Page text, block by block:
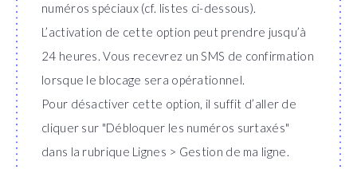
numéros spéciaux (cf. listes ci-dessous).
L’activation de cette option peut prendre jusqu’à
24 heures. Vous recevrez un SMS de confirmation
lorsque le blocage sera opérationnel.
Pour désactiver cette option, il suffit d’aller de
cliquer sur "Débloquer les numéros surtaxés"
dans la rubrique Lignes > Gestion de ma ligne.